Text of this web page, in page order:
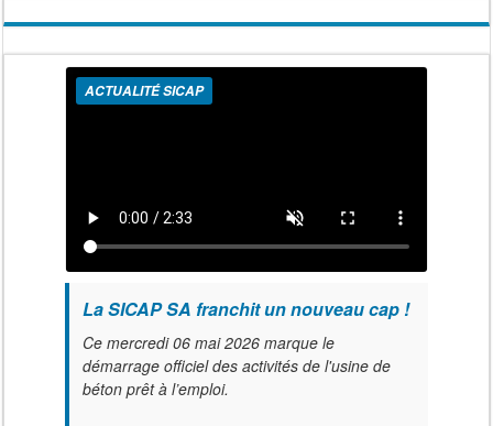
ACTUALITÉ SICAP
La SICAP SA franchit un nouveau cap !
Ce mercredi 06 mai 2026 marque le
démarrage officiel des activités de l'usine de
béton prêt à l’emploi.